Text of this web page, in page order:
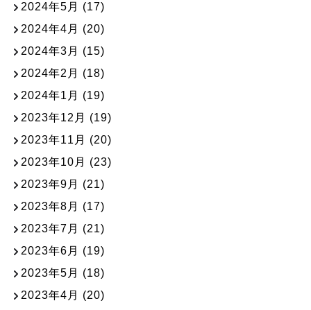
2024年5月 (17)
2024年4月 (20)
2024年3月 (15)
2024年2月 (18)
2024年1月 (19)
2023年12月 (19)
2023年11月 (20)
2023年10月 (23)
2023年9月 (21)
2023年8月 (17)
2023年7月 (21)
2023年6月 (19)
2023年5月 (18)
2023年4月 (20)